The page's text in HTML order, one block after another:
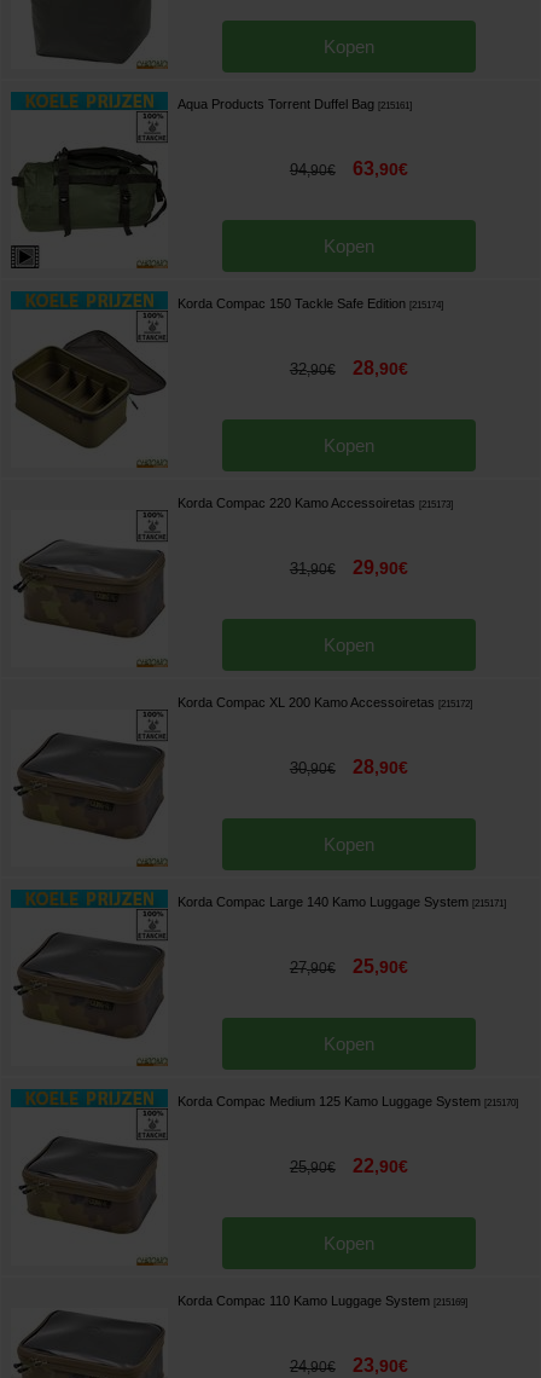
Kopen
Aqua Products Torrent Duffel Bag [215161]
94,90€ 63,90€
Kopen
Korda Compac 150 Tackle Safe Edition [215174]
32,90€ 28,90€
Kopen
Korda Compac 220 Kamo Accessoiretas [215173]
31,90€ 29,90€
Kopen
Korda Compac XL 200 Kamo Accessoiretas [215172]
30,90€ 28,90€
Kopen
Korda Compac Large 140 Kamo Luggage System [215171]
27,90€ 25,90€
Kopen
Korda Compac Medium 125 Kamo Luggage System [215170]
25,90€ 22,90€
Kopen
Korda Compac 110 Kamo Luggage System [215169]
24,90€ 23,90€